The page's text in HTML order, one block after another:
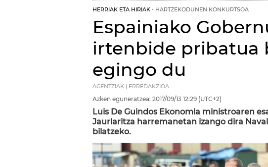
HERRIAK ETA HIRIAK HARTZEKODUNEN KONKURTSOA
Espainiako
irtenbide pribatua
egingo du
AGENTZIAK | ERREDAKZIOA
Azken eguneratzea: 2017/09/13 12:29 (UTC+2)
Luis De Guindos Ekonomia ministroaren
Jaurlaritza harremanetan izango dira
bilatzeko.